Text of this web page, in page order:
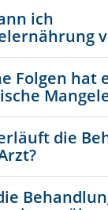
ich
Folgen hat
die